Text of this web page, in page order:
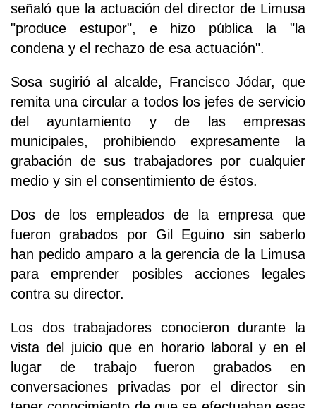
señaló que la actuación del director de Limusa
"produce estupor", e hizo pública la "la
condena y el rechazo de esa actuación".
Sosa sugirió al alcalde, Francisco Jódar, que
remita una circular a todos los jefes de servicio
del ayuntamiento y de las empresas
municipales, prohibiendo expresamente la
grabación de sus trabajadores por cualquier
medio y sin el consentimiento de éstos.
Dos de los empleados de la empresa que
fueron grabados por Gil Eguino sin saberlo
han pedido amparo a la gerencia de la Limusa
para emprender posibles acciones legales
contra su director.
Los dos trabajadores conocieron durante la
vista del juicio que en horario laboral y en el
lugar de trabajo fueron grabados en
conversaciones privadas por el director sin